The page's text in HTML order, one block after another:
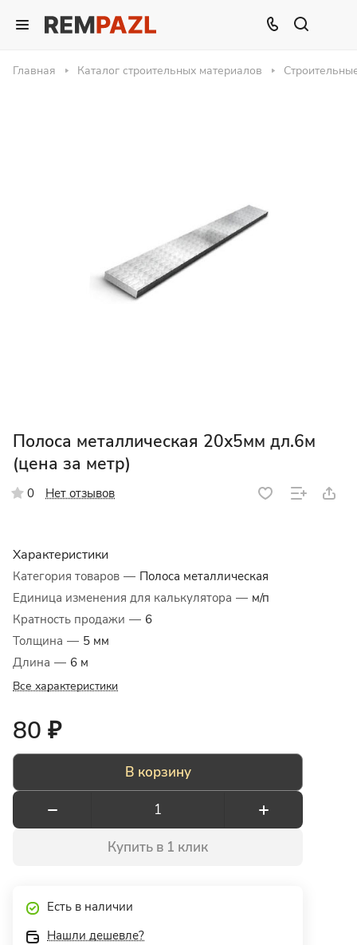
Главная Каталог строительных материалов
Полоса металлическая 20х5мм дл.6м
(цена за метр)
0 Нет отзывов
Характеристики
Категория товаров — Полоса металлическая
Единица изменения для калькулятора — м/п
Кратность продажи — 6
Толщина — 5 мм
Длина — 6 м
Все характеристики
80 ₽
В корзину
Купить в 1 клик
Есть в наличии
Нашли дешевле?